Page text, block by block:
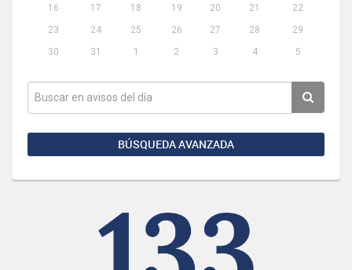
16
17 18 19 20 21
22
23
24 25 26 27 28
29
30
31 1 2 3 4 5
BÚSQUEDA AVANZADA